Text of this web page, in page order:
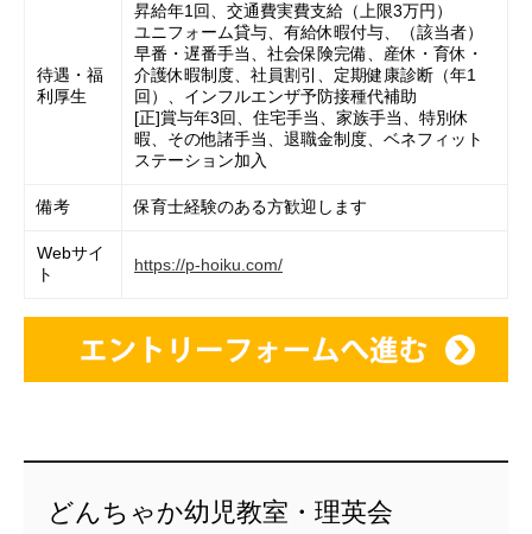
待遇・福
利厚生
昇給年1回、交通費実費支給（上限3万円）
ユニフォーム貸与、有給休暇付与、（該当者）
早番・遅番手当、社会保険完備、産休・育休・
介護休暇制度、社員割引、定期健康診断（年1
回）、インフルエンザ予防接種代補助
[正]賞与年3回、住宅手当、家族手当、特別休
暇、その他諸手当、退職金制度、ベネフィット
ステーション加入
備考 保育士経験のある方歓迎します
Webサイ
ト
https://p-hoiku.com/
どんちゃか幼児教室・理英会